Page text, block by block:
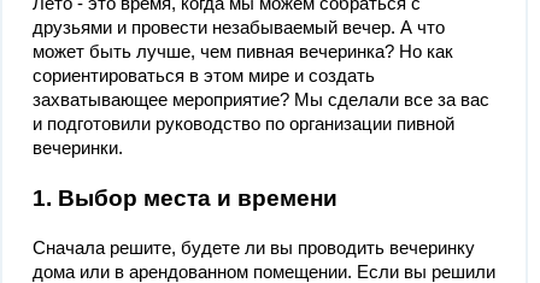
друзьями и провести незабываемый вечер. А что
может быть лучше, чем пивная вечеринка? Но как
сориентироваться в этом мире и создать
захватывающее мероприятие? Мы сделали все за вас
и подготовили руководство по организации пивной
вечеринки.
1. Выбор места и времени
Сначала решите, будете ли вы проводить вечеринку
дома или в арендованном помещении. Если вы решили